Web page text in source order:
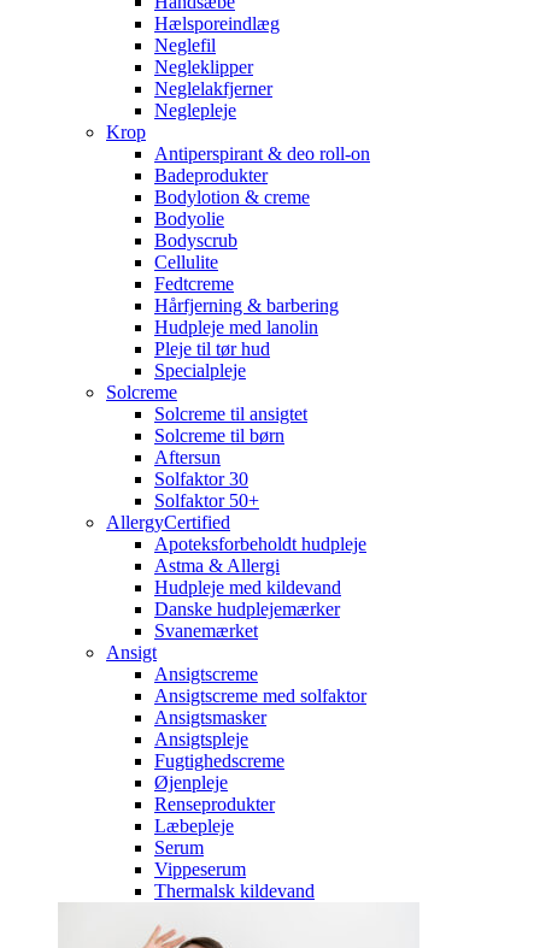
Hælsporeindlæg
Neglefil
Negleklipper
Neglelakfjerner
Neglepleje
Krop
Antiperspirant & deo roll-on
Badeprodukter
Bodylotion & creme
Bodyolie
Bodyscrub
Cellulite
Fedtcreme
Hårfjerning & barbering
Hudpleje med lanolin
Pleje til tør hud
Specialpleje
Solcreme
Solcreme til ansigtet
Solcreme til børn
Aftersun
Solfaktor 30
Solfaktor 50+
AllergyCertified
Apoteksforbeholdt hudpleje
Astma & Allergi
Hudpleje med kildevand
Danske hudplejemærker
Svanemærket
Ansigt
Ansigtscreme
Ansigtscreme med solfaktor
Ansigtsmasker
Ansigtspleje
Fugtighedscreme
Øjenpleje
Renseprodukter
Læbepleje
Serum
Vippeserum
Thermalsk kildevand